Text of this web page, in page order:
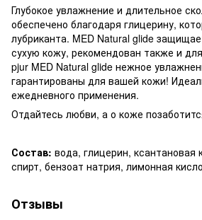
Глубокое увлажнение и длительное
обеспечено благодаря глицерину,
лубриканта. MED Natural glide
сухую кожу, рекомендован также и
pjur MED Natural glide нежное
гарантированы для вашей кожи!
ежедневного применения.
Отдайтесь любви, а о коже
Состав: вода, глицерин, ксантановая
спирт, бензоат натрия, лимонная
Отзывы